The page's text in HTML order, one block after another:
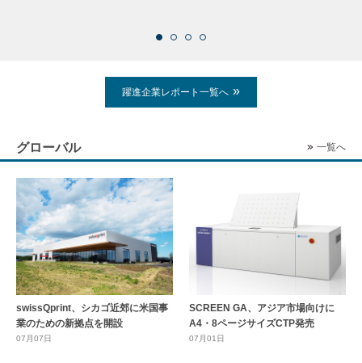
躍進企業レポート一覧へ
グローバル 一覧へ
swissQprint、シカゴ近郊に⽶国事
業のための新拠点を開設
07月07日
SCREEN GA、アジア市場向けに
A4・8ページサイズCTP発売
07月01日